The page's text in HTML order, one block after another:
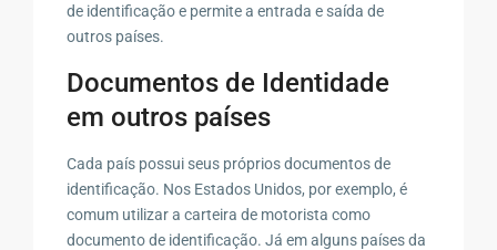
de identificação e permite a entrada e saída de
outros países.
Documentos de Identidade
em outros países
Cada país possui seus próprios documentos de
identificação. Nos Estados Unidos, por exemplo, é
comum utilizar a carteira de motorista como
documento de identificação. Já em alguns países da